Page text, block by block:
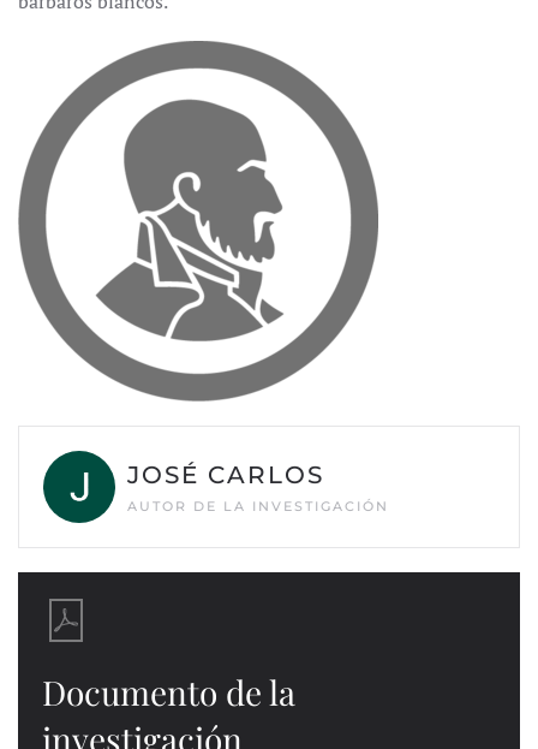
JOSÉ CARLOS
AUTOR DE LA INVESTIGACIÓN
Documento de la
investigación